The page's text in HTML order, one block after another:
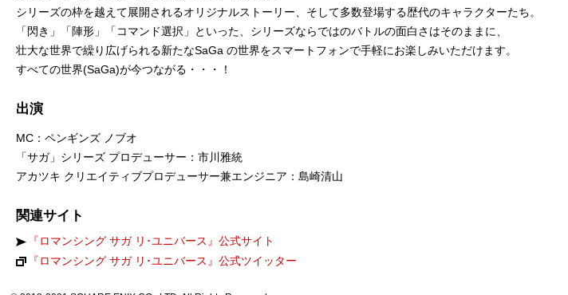
シリーズの枠を越えて展開されるオリジナルストーリー、そして多数登場する歴代のキャラクターたち。
「閃き」「陣形」「コマンド選択」といった、シリーズならではのバトルの面白さはそのままに、
壮大な世界で繰り広げられる新たなSaGa の世界をスマートフォンで手軽にお楽しみいただけます。
すべての世界(SaGa)が今つながる・・・！
出演
MC：ペンギンズ ノブオ
「サガ」シリーズ プロデューサー：市川雅統
アカツキ クリエイティブプロデューサー兼エンジニア：島崎清山
関連サイト
『ロマンシング サガ リ･ユニバース』公式サイト
『ロマンシング サガ リ･ユニバース』公式ツイッター